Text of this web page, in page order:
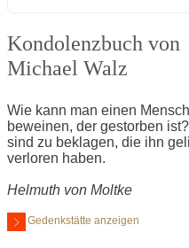
Kondolenzbuch von
Michael Walz
Wie kann man einen
beweinen, der gestorben
sind zu beklagen, die ihn
verloren haben.
Helmuth von Moltke
Gedenkstätte anzeigen